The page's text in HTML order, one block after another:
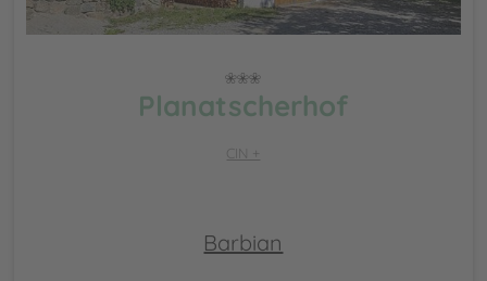
Planatscherhof
CIN +
Barbian